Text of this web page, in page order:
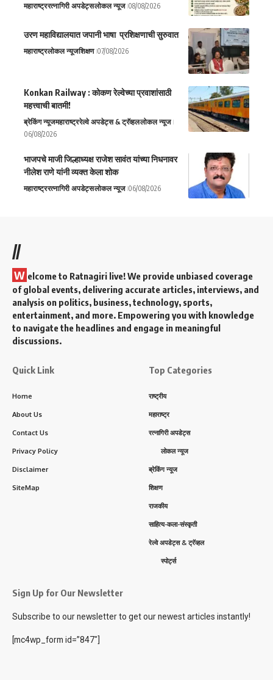
महाराष्ट्ररत्नागिरी अपडेट्सलोकल न्यूज 08/08/2026
उरण महाविद्यालयात जपानी भाषा प्रशिक्षणाची सुरुवात
महाराष्ट्रलोकल न्यूजशिक्षण 07/08/2026
Konkan Railway : कोकण रेल्वेच्या प्रवाशांसाठी
महत्त्वाची बातमी!
ब्रेकिंग न्यूजमहाराष्ट्ररेल्वे अपडेट्स & ट्रॅव्हललोकल न्यूज
06/08/2026
भाजपचे माजी जिल्हाध्यक्ष राजेश सावंत यांच्या निधनावर
नीलेश राणे यांनी व्यक्त केला शोक
महाराष्ट्ररत्नागिरी अपडेट्सलोकल न्यूज 06/08/2026
//
W elcome to Ratnagiri live! We provide unbiased coverage
of global events, delivering accurate articles, interviews, and
analysis on politics, business, technology, sports,
entertainment, and more. Empowering you with knowledge
to navigate the headlines and engage in meaningful
discussions.
Quick Link
Home
About Us
Contact Us
Privacy Policy
Disclaimer
SiteMap
Top Categories
राष्ट्रीय
महाराष्ट्र
रत्नागिरी अपडेट्स
लोकल न्यूज
ब्रेकिंग न्यूज
शिक्षण
राजकीय
साहित्य-कला-संस्कृती
रेल्वे अपडेट्स & ट्रॅव्हल
स्पोर्ट्स
Sign Up for Our Newsletter
Subscribe to our newsletter to get our newest articles instantly!
[mc4wp_form id=”847″]